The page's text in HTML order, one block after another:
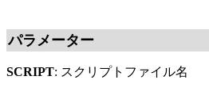
パラメーター
SCRIPT: スクリプトファイル名